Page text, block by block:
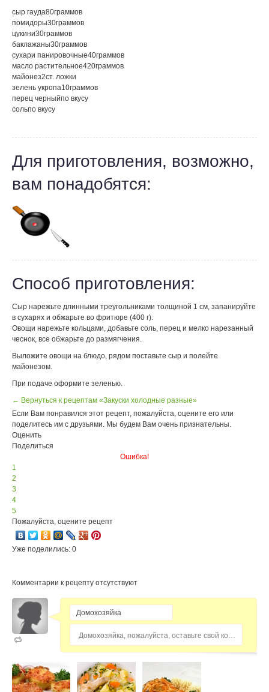
сыр гауда80граммов
помидоры30граммов
цукини30граммов
баклажаны30граммов
сухари панировочные40граммов
масло растительное420граммов
майонез2ст. ложки
зелень укропа10граммов
перец черныйпо вкусу
сольпо вкусу
Для приготовления, возможно,
вам понадобятся:
Способ приготовления:
Сыр нарежьте длинными треугольниками толщиной 1 см, запанируйте
в сухарях и обжарьте во фритюре (400 г).
Овощи нарежьте кольцами, добавьте соль, перец и мелко нарезанный
чеснок, все обжарьте до размягчения.
Выложите овощи на блюдо, рядом поставьте сыр и полейте
майонезом.
При подаче оформите зеленью.
← Вернуться к рецептам «Закуски холодные разные»
Если Вам понравился этот рецепт, пожалуйста, оцените его или
поделитесь им с друзьями. Мы будем Вам очень признательны.
Оценить
Поделиться
Ошибка!
1
2
3
4
5
Пожалуйста, оцените рецепт
Уже поделились: 0
Комментарии к рецепту отсутствуют
Домохозяйка, пожалуйста, оставьте свой комментарий...